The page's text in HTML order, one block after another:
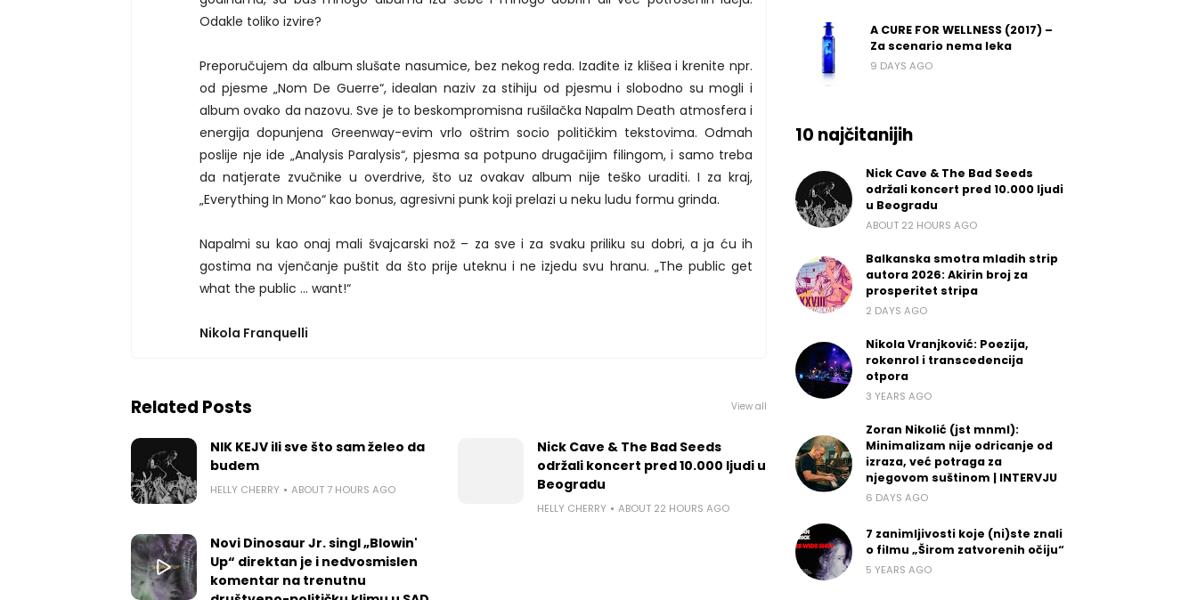
Odakle toliko izvire?
Preporučujem da album slušate nasumice, bez nekog reda. Izađite iz klišea i krenite npr.
od pjesme „Nom De Guerre“, idealan naziv za stihiju od pjesmu i slobodno su mogli i
album ovako da nazovu. Sve je to beskompromisna rušilačka Napalm Death atmosfera i
energija dopunjena Greenway-evim vrlo oštrim socio političkim tekstovima. Odmah
poslije nje ide „Analysis Paralysis“, pjesma sa potpuno drugačijim filingom, i samo treba
da natjerate zvučnike u overdrive, što uz ovakav album nije teško uraditi. I za kraj,
„Everything In Mono“ kao bonus, agresivni punk koji prelazi u neku ludu formu grinda.
Napalmi su kao onaj mali švajcarski nož – za sve i za svaku priliku su dobri, a ja ću ih
gostima na vjenčanje puštit da što prije uteknu i ne izjedu svu hranu. „The public get
what the public ... want!“
Nikola Franquelli
Related Posts View all
NIK KEJV ili sve što sam želeo da
budem
HELLY CHERRY ABOUT 7 HOURS AGO
Nick Cave & The Bad Seeds
održali koncert pred 10.000 ljudi u
Beogradu
HELLY CHERRY ABOUT 22 HOURS AGO
Novi Dinosaur Jr. singl „Blowin'
Up“ direktan je i nedvosmislen
komentar na trenutnu
A CURE FOR WELLNESS (2017) –
Za scenario nema leka
9 DAYS AGO
10 najčitanijih
Nick Cave & The Bad Seeds
održali koncert pred 10.000 ljudi
u Beogradu
ABOUT 22 HOURS AGO
Balkanska smotra mladih strip
autora 2026: Akirin broj za
prosperitet stripa
2 DAYS AGO
Nikola Vranjković: Poezija,
rokenrol i transcedencija
otpora
3 YEARS AGO
Zoran Nikolić (jst mnml):
Minimalizam nije odricanje od
izraza, već potraga za
njegovom suštinom | INTERVJU
6 DAYS AGO
7 zanimljivosti koje (ni)ste znali
o filmu „Širom zatvorenih očiju“
5 YEARS AGO